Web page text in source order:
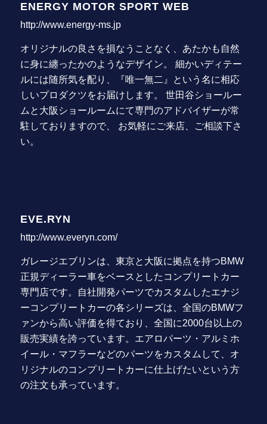
ENERGY MOTOR SPORT WEB
http://www.energy-ms.jp
オリジナルの良さを損なうことなく、あたかも自然
に身に纏ったかのようなデザイン。 細かいディテー
ルには随所気を配り、『唯一無二』という名に相応
しいプロダクツをお届けします。 世田谷ショールー
ムと大阪ショールームにて専門のアドバイザーが常
駐しておりますので、 お気軽にご来店、ご相談下さ
い。
EVE.RYN
http://www.everyn.com/
ガレージエブリンは、東京と大阪に拠点を持つBMW
正規ディーラー車をベースとしたコンプリートカー
専門店です。自社開発パーツでカスタムしたエナジ
ーコンプリートカーの各シリーズは、全国のBMWフ
ァンから高い評価を得ており、全国に2000台以上の
販売実績を誇っています。エアロパーツ・アルミホ
イール・マフラーなどのパーツをカスタムして、オ
リジナルのコンプリートカーに仕上げたいという方
の注文も承っています。